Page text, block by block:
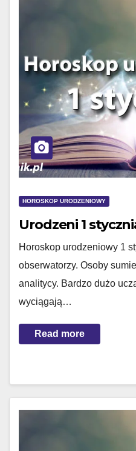
HOROSKOP URODZENIOWY
Urodzeni 1
Horoskop urodzeniowy 1
obserwatorzy. Osoby
analitycy. Bardzo dużo
wyciągają…
Read more